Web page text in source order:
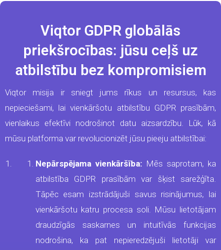
Viqtor GDPR globālās
priekšrocības: jūsu ceļš uz
atbilstību bez kompromisiem
Viqtor misija ir sniegt jums rīkus un resursus, kas
nepieciešami, lai vienkāršotu atbilstību GDPR prasībām,
vienlaikus efektīvi nodrošinot datu aizsardzību. Lūk, kā
mūsu platforma var revolucionizēt jūsu pieeju atbilstībai:
Nepārspējama vienkāršība:Mēs saprotam, ka
atbilstība GDPR prasībām var šķist sarežģīta.
Tāpēc esam izstrādājuši savus risinājumus, lai
vienkāršotu katru procesa soli. Mūsu lietotājam
draudzīgās saskarnes un intuitīvās funkcijas
nodrošina, ka pat nepieredzējuši lietotāji var